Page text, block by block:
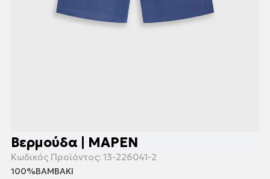
Βερμούδα | ΜΑΡΕΝ
Κωδικός Προϊόντος: 13-226041-2
100%ΒΑΜΒΑΚΙ